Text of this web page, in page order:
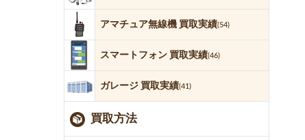
アマチュア無線機 買取実績(54)
スマートフォン 買取実績(46)
ガレージ 買取実績(41)
買取方法